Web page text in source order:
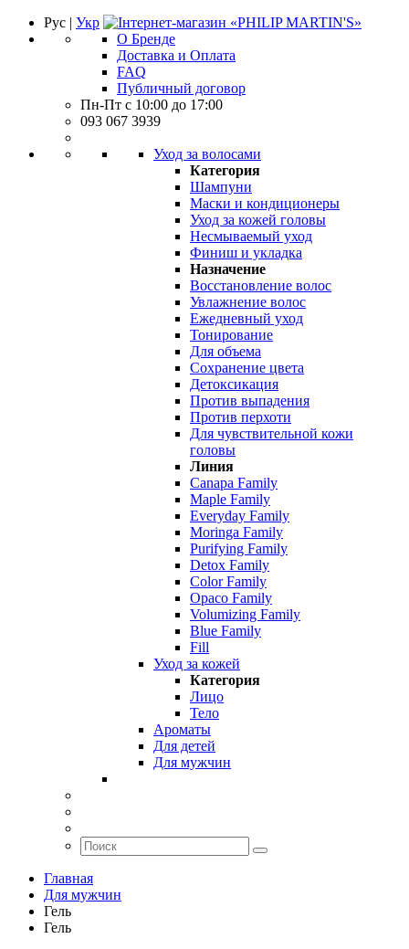
Рус | Укр
О Бренде
Доставка и Оплата
FAQ
Публичный договор
Пн-Пт с 10:00 до 17:00
093 067 3939
Уход за волосами
Категория
Шампуни
Маски и кондиционеры
Уход за кожей головы
Несмываемый уход
Финиш и укладка
Назначение
Восстановление волос
Увлажнение волос
Ежедневный уход
Тонирование
Для объема
Сохранение цвета
Детоксикация
Против выпадения
Против перхоти
Для чувствительной кожи
головы
Линия
Canapa Family
Maple Family
Everyday Family
Moringa Family
Purifying Family
Detox Family
Color Family
Opaco Family
Volumizing Family
Blue Family
Fill
Уход за кожей
Категория
Лицо
Тело
Ароматы
Для детей
Для мужчин
Главная
Для мужчин
Гель
Гель